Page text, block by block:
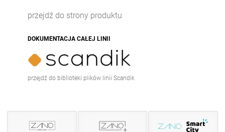
Stół Stilo 13.048.1
Stół Tristad 13.022
przejdź do strony produktu
DOKUMENTACJA CAŁEJ LINII
przejdź do biblioteki plików linii Scandik